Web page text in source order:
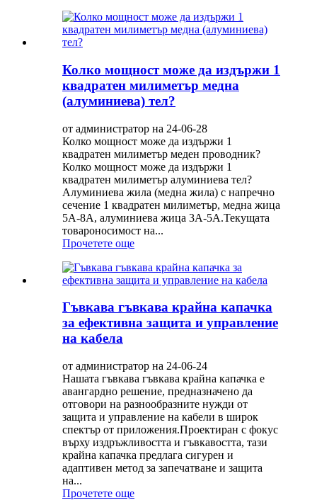
Колко мощност може да издържи 1
квадратен милиметър медна
(алуминиева) тел?
от администратор на 24-06-28
Колко мощност може да издържи 1
квадратен милиметър меден проводник?
Колко мощност може да издържи 1
квадратен милиметър алуминиева тел?
Алуминиева жила (медна жила) с напречно
сечение 1 квадратен милиметър, медна жица
5A-8A, алуминиева жица 3A-5A.Текущата
товароносимост на...
Прочетете още
Гъвкава гъвкава крайна капачка
за ефективна защита и управление
на кабела
от администратор на 24-06-24
Нашата гъвкава гъвкава крайна капачка е
авангардно решение, предназначено да
отговори на разнообразните нужди от
защита и управление на кабели в широк
спектър от приложения.Проектиран с фокус
върху издръжливостта и гъвкавостта, тази
крайна капачка предлага сигурен и
адаптивен метод за запечатване и защита
на...
Прочетете още